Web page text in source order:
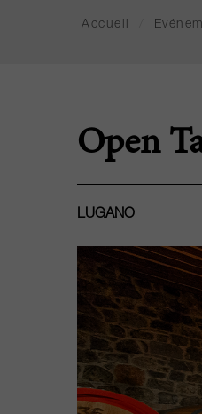
Accueil
Open
LUGANO